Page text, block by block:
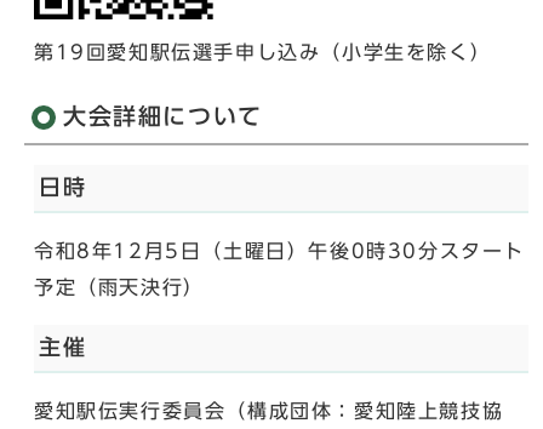
第19回愛知駅伝選手申し込み（小学生を除く）
大会詳細について
日時
令和8年12月5日（土曜日）午後0時30分スタート
予定（雨天決行）
主催
愛知駅伝実行委員会（構成団体：愛知陸上競技協